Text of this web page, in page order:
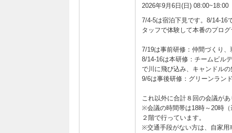
2026年9月6日(日) 08:00~18:00
7/4-5は宿泊下見です。8/14-16
タッフで体験して本番のプログ
7/19は事前研修：仲間づくり
8/14-16は本研修：チームビル
で川に飛び込み、キャンドル
9/6は事後研修：グリーンランド
これ以外に合計８回の会議があ
※会議の時間帯は18時～20時
２階で行っています。
※交通手段がない方は、自家用